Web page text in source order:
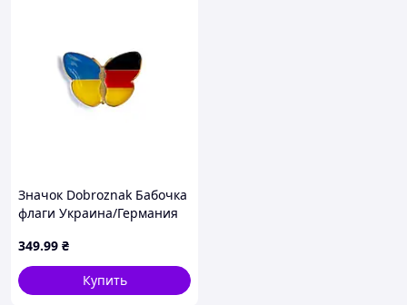
С каждым заказчиком обсуждаем
требуемые параметры
Украины службами логистики
Изображения (текст, картинка, фото) на медаль
наносятся методом сублимационной печати, благодаря
чему изделие не боится влияния влаги и перепадов
Значок Dobroznak Бабочка
флаги Украина/Германия
(6345) D15-2026
349.99 ₴
Купить